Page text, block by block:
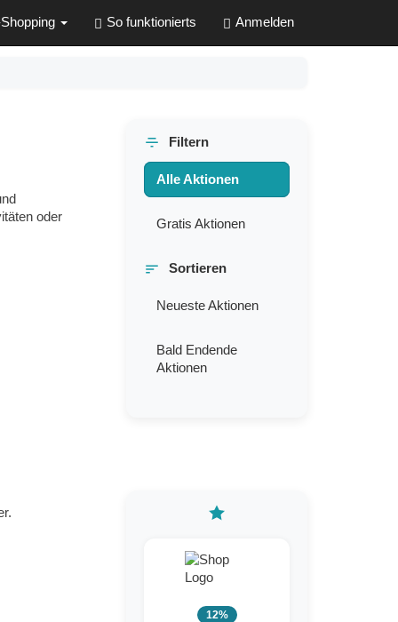
So funktionierts Anmelden
Filtern
Alle Aktionen
Gratis Aktionen
Sortieren
Neueste Aktionen
Bald Endende
Aktionen
oder
12%